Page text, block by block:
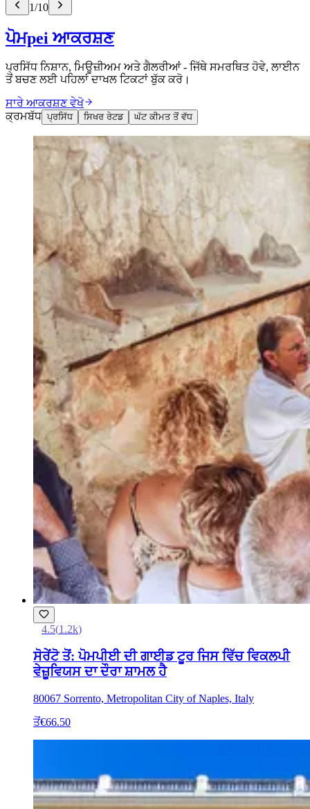
1/10
ਪੋਮpei ਆਕਰਸ਼ਣ
ਪ੍ਰਸਿੱਧ ਨਿਸ਼ਾਨ, ਮਿਊਜ਼ੀਅਮ ਅਤੇ ਗੈਲਰੀਆਂ - ਜਿੱਥੇ ਸਮਰਥਿਤ ਹੋਵੇ, ਲਾਈਨ
ਤੋਂ ਬਚਣ ਲਈ ਪਹਿਲਾਂ ਦਾਖਲ ਟਿਕਟਾਂ ਬੁੱਕ ਕਰੋ।
ਸਾਰੇ ਆਕਰਸ਼ਣ ਵੇਖੋ
ਕ੍ਰਮਬੱਧ ਪ੍ਰਸਿੱਧ ਸਿਖਰ ਰੇਟਡ ਘੱਟ ਕੀਮਤ ਤੋਂ ਵੱਧ
4.5(1.2k)
ਸੋਰੇਂਟੋ ਤੋਂ: ਪੋਮਪੀਈ ਦੀ ਗਾਈਡ ਟੂਰ ਜਿਸ ਵਿੱਚ ਵਿਕਲਪੀ
ਵੇਜ਼ੂਵਿਯਸ ਦਾ ਦੌਰਾ ਸ਼ਾਮਲ ਹੈ
80067 Sorrento, Metropolitan City of Naples, Italy
ਤੋਂ€66.50